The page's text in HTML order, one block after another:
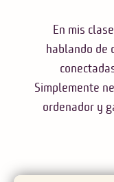
En mis
hablando de
Simplemente
ordenador y